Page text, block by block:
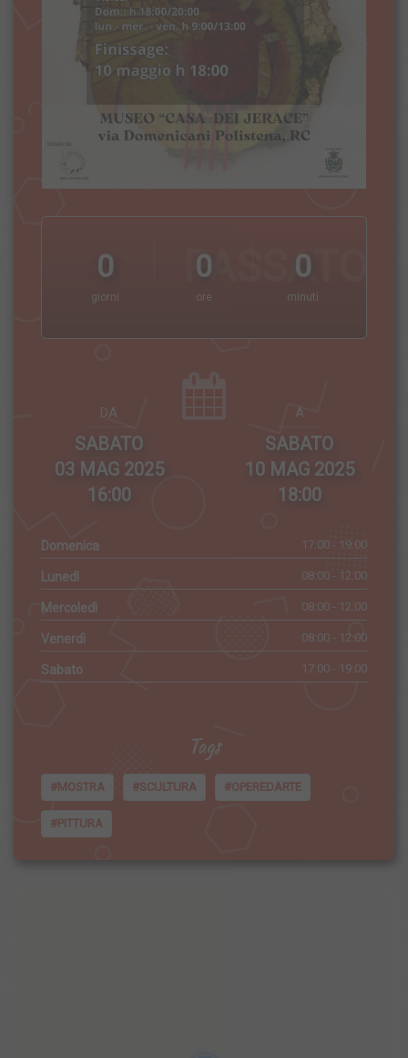
0
giorni
0
ore
0
minuti
PASSATO
DA
SABATO
03 MAG 2025
16:00
A
SABATO
10 MAG 2025
18:00
Domenica 17:00 - 19:00
Lunedì 08:00 - 12:00
Mercoledì 08:00 - 12:00
Venerdì 08:00 - 12:00
Sabato 17:00 - 19:00
Tags
#MOSTRA #SCULTURA #OPEREDARTE
#PITTURA